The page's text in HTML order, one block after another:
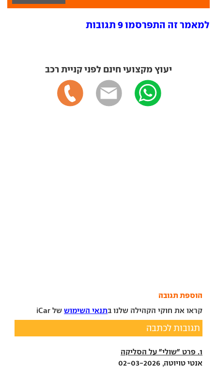
למאמר זה התפרסמו 9 תגובות
יעוץ מקצועי חינם לפני קניית רכב
הוספת תגובה
קראו את חוקי הקהילה שלנו בתנאי השימוש של iCar
תגובות לכתבה
1. פרט "שולי" על הסליקה
אנטי טויוטה, 02-03-2026